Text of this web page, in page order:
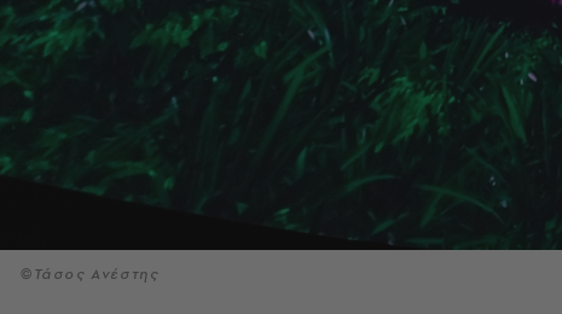
©Τάσος Ανέστης